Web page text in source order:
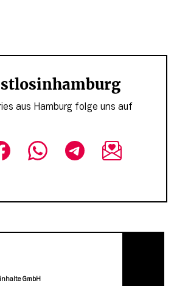
aus Hamburg folge uns auf
GmbH